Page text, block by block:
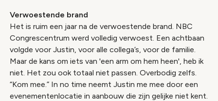
Verwoestende brand
Het is ruim een jaar na de verwoestende brand. NBC
Congrescentrum werd volledig verwoest. Een achtbaan
volgde voor Justin, voor alle collega’s, voor de familie.
Maar de kans om iets van 'een arm om hem heen', heb ik
niet. Het zou ook totaal niet passen. Overbodig zelfs.
“Kom mee.” In no time neemt Justin me mee door een
evenementenlocatie in aanbouw die zijn gelijke niet kent.